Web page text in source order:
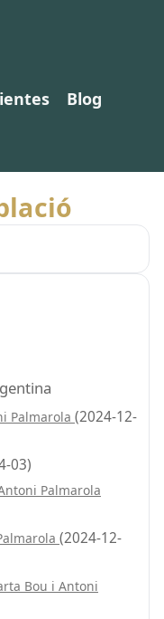
Blog
Palmarola (2024-12-
03)
Palmarola
(2024-12-
Bou i Antoni